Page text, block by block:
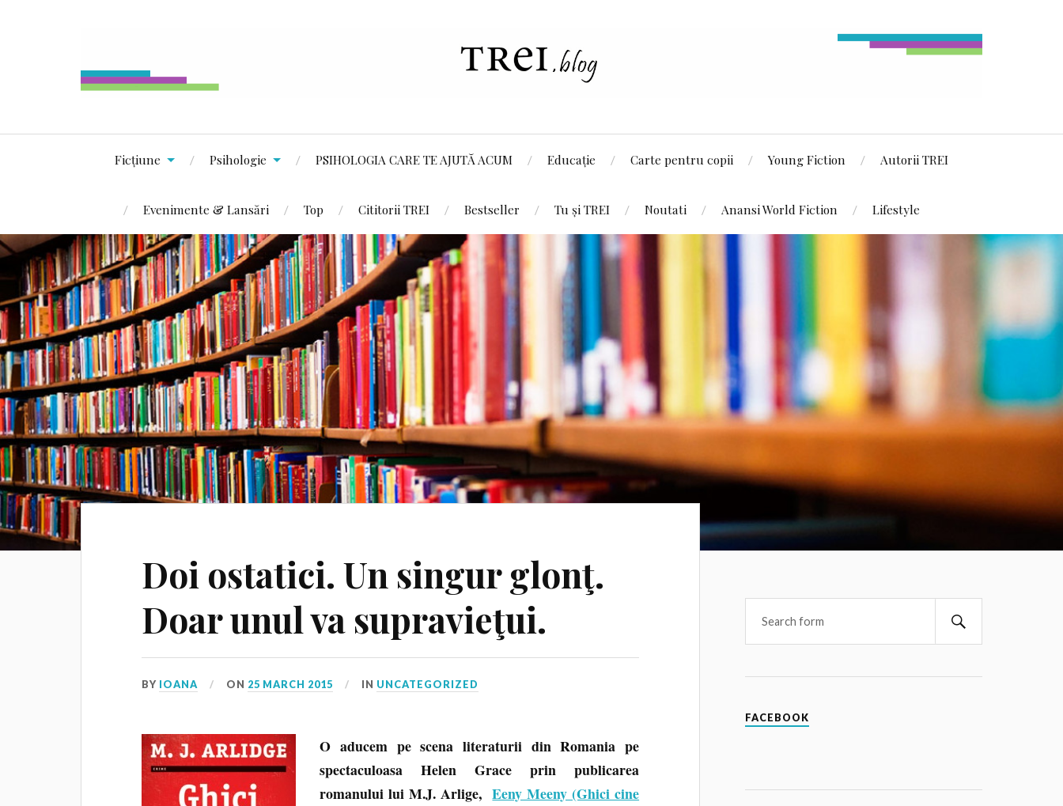
Ficțiune Psihologie PSIHOLOGIA CARE TE AJUTĂ ACUM Educație Carte pentru copii Young Fiction Autorii TREI
Evenimente & Lansări Top Cititorii TREI Bestseller Tu și TREI Noutati Anansi World Fiction Lifestyle
Doi ostatici. Un singur glonţ.
Doar unul va supravieţui.
BY IOANA ON 25 MARCH 2015 IN UNCATEGORIZED
O aducem pe scena literaturii din Romania pe
spectaculoasa Helen Grace prin publicarea
romanului lui M.J. Arlige,Eeny Meeny (Ghici cine
FACEBOOK